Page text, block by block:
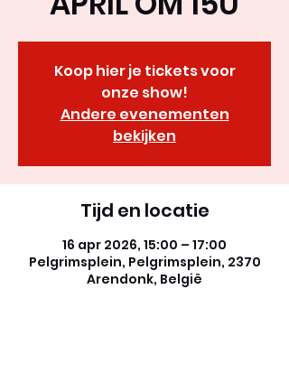
Koop hier je tickets voor
onze show!
Andere evenementen
bekijken
Tijd en locatie
16 apr 2026, 15:00 – 17:00
Pelgrimsplein, Pelgrimsplein, 2370
Arendonk, België